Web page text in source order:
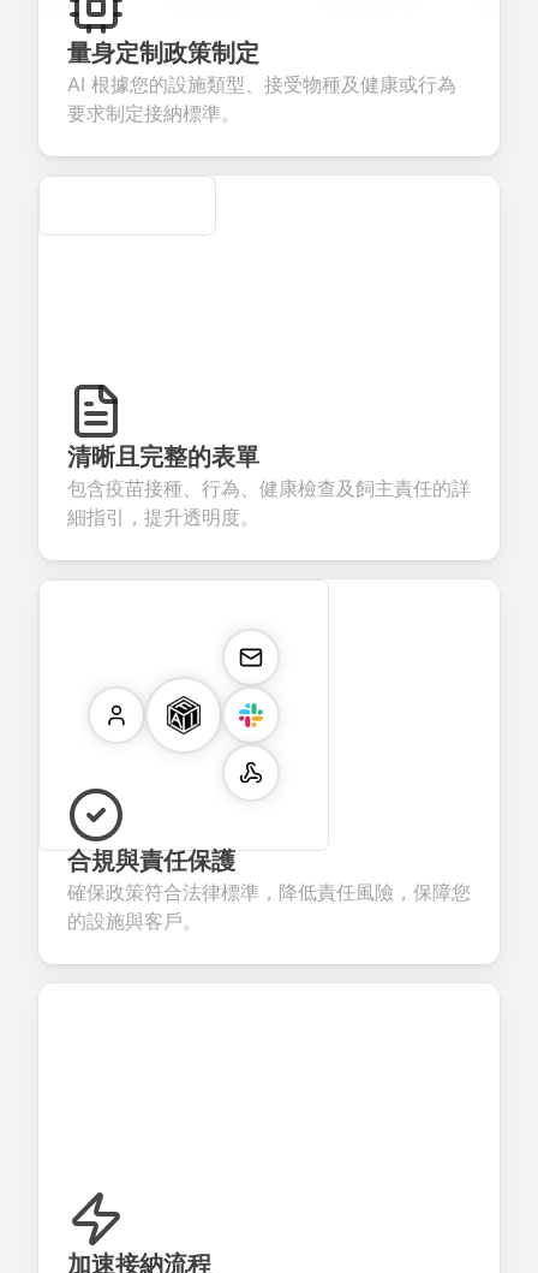
to
valuable
about
products or
seamless
account
creation.
candidate
量身定制政策制定
AI 根據您的設施類型、接受物種及健康或行為
要求制定接納標準。
Secure
清晰且完整的表單
包含疫苗接種、行為、健康檢查及飼主責任的詳
細指引，提升透明度。
合規與責任保護
確保政策符合法律標準，降低責任風險，保障您
的設施與客戶。
加速接納流程